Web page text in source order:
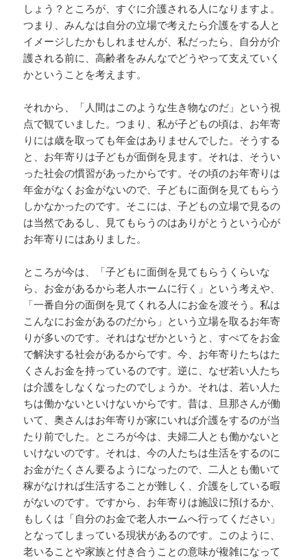
しょう？ところが、すぐに介護される人になりますよ。
つまり、みんなは自分の立場で考えたら介護をする人と
イメージしたかもしれませんが、私だったら、自分が介
護される前に、高齢者をみんなでどうやって支えていく
かということを考えます。
それから、「人間はこのような生き物なのだ」という視
点で観ていました。つまり、私が子どもの頃は、お年寄
りには歳を取っても年金はありませんでした。そうする
と、お年寄りは子どもが面倒を見ます。それは、そうい
った社会の慣習があったからです。その頃のお年寄りは
年金がなくお金がないので、子どもに面倒を見てもらう
しかなかったのです。そこには、子どもの立場で見るの
は当然であるし、見てもらうのはありがとうという心が
お年寄りにはありました。
ところが今は、「子どもに面倒を見てもらうくらいな
ら、お金があるから老人ホームに行く」という考えや、
「一番自分の面倒を見てくれる人にお金を渡そう。私は
こんなにお金があるのだから」という立場を取るお年寄
りが多いのです。それはなぜかというと、すべてをお金
で解決する社会があるからです。今、お年寄りたちはた
くさんお金を持っているのです。逆に、なぜ若い人たち
は介護をしなくなったのでしょうか。それは、若い人た
ちは働かないといけないからです。昔は、旦那さんが働
いて、奥さんはお年寄りが家にいれば介護をするのが当
たり前でした。ところが今は、夫婦二人とも働かないと
いけないのです。それは、今の人たちは生活をするのに
お金がたくさん要るようになったので、二人とも働いて
稼がなければ生活することが難しく、介護をしている暇
がないのです。ですから、お年寄りは施設に預けるか、
もしくは「自分のお金で老人ホームへ行ってください」
となってしまっている現状があるのです。このように、
老いることや家族と付き合うことの意味が複雑になって